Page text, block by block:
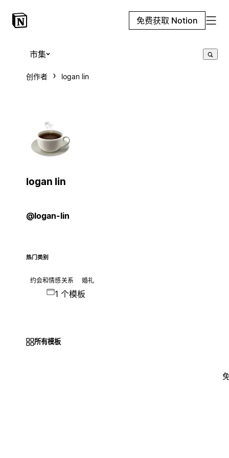
免费获取 Notion
市集
创作者 logan lin
logan lin
@logan-lin
热门类别
约会和情感关系 婚礼
1 个模板
所有模板